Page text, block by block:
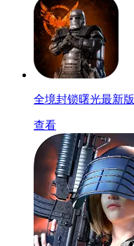
全境封锁曙光最新版
查看